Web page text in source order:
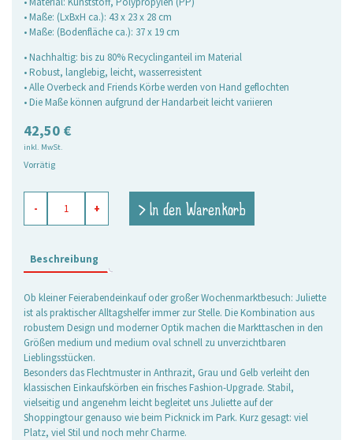
• Maße: (LxBxH ca.): 43 x 23 x 28 cm
• Maße: (Bodenfläche ca.): 37 x 19 cm
• Nachhaltig: bis zu 80% Recyclinganteil im Material
• Robust, langlebig, leicht, wasserresistent
• Alle Overbeck and Friends Körbe werden von Hand geflochten
• Die Maße können aufgrund der Handarbeit leicht variieren
42,50 €
inkl. MwSt.
Vorrätig
Juliette,
medium
- + > In den Warenkorb
Beschreibung
Ob kleiner Feierabendeinkauf oder großer Wochenmarktbesuch: Juliette
ist als praktischer Alltagshelfer immer zur Stelle. Die Kombination aus
robustem Design und moderner Optik machen die Markttaschen in den
Größen medium und medium oval schnell zu unverzichtbaren
Lieblingsstücken.
Besonders das Flechtmuster in Anthrazit, Grau und Gelb verleiht den
klassischen Einkaufskörben ein frisches Fashion-Upgrade. Stabil,
vielseitig und angenehm leicht begleitet uns Juliette auf der
Shoppingtour genauso wie beim Picknick im Park. Kurz gesagt: viel
Platz, viel Stil und noch mehr Charme.